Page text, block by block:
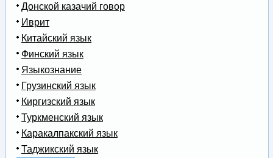
Донской казачий говор
Иврит
Китайский язык
Финский язык
Языкознание
Грузинский язык
Киргизский язык
Туркменский язык
Каракалпакский язык
Таджикский язык